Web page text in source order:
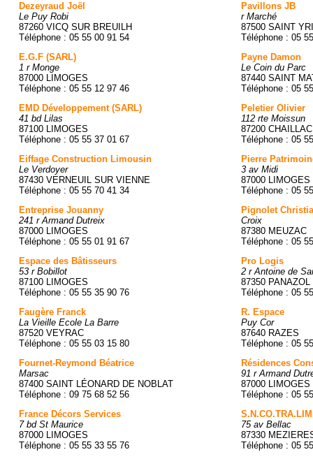
Dezeyraud Joël
Le Puy Robi
87260 VICQ SUR BREUILH
Téléphone : 05 55 00 91 54
E.G.F (SARL)
1 r Monge
87000 LIMOGES
Téléphone : 05 55 12 97 46
EMD Développement (SARL)
41 bd Lilas
87100 LIMOGES
Téléphone : 05 55 37 01 67
Eiffage Construction Limousin
Le Verdoyer
87430 VERNEUIL SUR VIENNE
Téléphone : 05 55 70 41 34
Entreprise Jouanny
241 r Armand Dutreix
87000 LIMOGES
Téléphone : 05 55 01 91 67
Espace des Bâtisseurs
53 r Bobillot
87100 LIMOGES
Téléphone : 05 55 35 90 76
Faugère Franck
La Vieille Ecole La Barre
87520 VEYRAC
Téléphone : 05 55 03 15 80
Fournet-Reymond Béatrice
Marsac
87400 SAINT LÉONARD DE NOBLAT
Téléphone : 09 75 68 52 56
France Décors Services
7 bd St Maurice
87000 LIMOGES
Téléphone : 05 55 33 55 76
Pavillons JB
r Marché
87500 SAINT
Téléphone : 05
Payne Damon
Le Coin du Parc
87440 SAINT
Téléphone : 05
Peletier Olivier
112 rte Moissun
87200
Téléphone : 05
Pierre
3 av Midi
87000 LIMOGES
Téléphone : 05
Pignolet
Croix
87380 MEUZAC
Téléphone : 05
Pro Logis
2 r Antoine de
87350 PANAZOL
Téléphone : 05
R. Espace
Puy Cor
87640 RAZES
Téléphone : 05
Résidences
91 r Armand
87000 LIMOGES
Téléphone : 05
75 av Bellac
87330
Téléphone : 05